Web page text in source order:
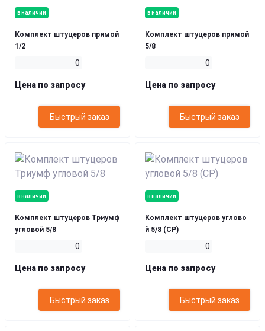
в наличии
Комплект штуцеров прямой
1/2
0
Цена по запросу
Быстрый заказ
в наличии
Комплект штуцеров прямой
5/8
0
Цена по запросу
Быстрый заказ
в наличии
Комплект штуцеров Триумф
угловой 5/8
0
Цена по запросу
Быстрый заказ
в наличии
Комплект штуцеров углово
й 5/8 (СР)
0
Цена по запросу
Быстрый заказ